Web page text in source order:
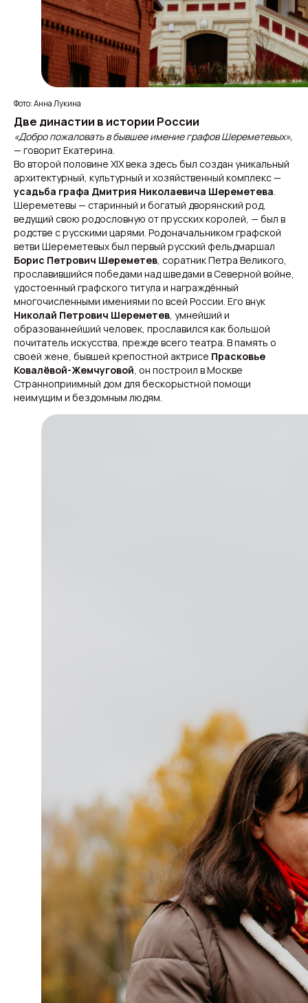
Фото: Анна Лукина
Две династии в истории России
«Добро пожаловать в бывшее имение графов Шереметевых»,
— говорит Екатерина.
Во второй половине XIX века здесь был создан уникальный
архитектурный, культурный и хозяйственный комплекс —
усадьба графа Дмитрия Николаевича Шереметева.
Шереметевы — старинный и богатый дворянский род,
ведущий свою родословную от прусских королей, — был в
родстве с русскими царями. Родоначальником графской
ветви Шереметевых был первый русский фельдмаршал
Борис Петрович Шереметев, соратник Петра Великого,
прославившийся победами над шведами в Северной войне,
удостоенный графского титула и награждённый
многочисленными имениями по всей России. Его внук
Николай Петрович Шереметев, умнейший и
образованнейший человек, прославился как большой
почитатель искусства, прежде всего театра. В память о
своей жене, бывшей крепостной актрисе Прасковье
Ковалёвой-Жемчуговой, он построил в Москве
Странноприимный дом для бескорыстной помощи
неимущим и бездомным людям.